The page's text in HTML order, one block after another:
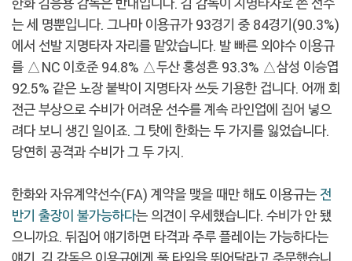
는 세 명뿐입니다. 그나마 이용규가 93경기 중 84경기(90.3%)
에서 선발 지명타자 자리를 맡았습니다. 발 빠른 외야수 이용규
를 △NC 이호준 94.8% △두산 홍성흔 93.3% △삼성 이승엽
92.5% 같은 노장 붙박이 지명타자 쓰듯 기용한 겁니다. 어깨 회
전근 부상으로 수비가 어려운 선수를 계속 라인업에 집어 넣으
려다 보니 생긴 일이죠. 그 탓에 한화는 두 가지를 잃었습니다.
당연히 공격과 수비가 그 두 가지.
한화와 자유계약선수(FA) 계약을 맺을 때만 해도 이용규는전
반기 출장이 불가능하다는 의견이 우세했습니다. 수비가 안 됐
으니까요. 뒤집어 얘기하면 타격과 주루 플레이는 가능하다는